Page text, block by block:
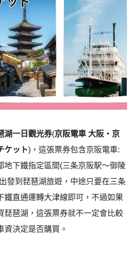
湖一日觀光券(京阪電車 大阪・京
ケット)，這張票券包含京阪電車:
地下鐵指定區間(三条京阪駅〜御陵
發到琵琶湖旅遊，中途只要在三条
鐵直通運轉大津線即可，不過如果
琵琶湖，這張票券就不一定會比較
資決定是否購買。